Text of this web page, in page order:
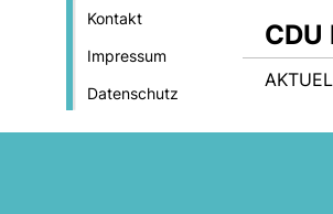
Kontakt
Impressum
Datenschutz